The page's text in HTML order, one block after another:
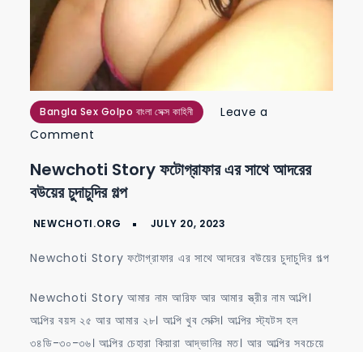
Bangla Sex Golpo বাংলা সেক্স কাহিনী
Leave a
Comment
Story
ফটোগ্রাফার
এর
আদরের
বউয়ের
চুদাচুদির
গল্প
Newchoti Story ফটোগ্রাফার এর সাথে আদরের
বউয়ের চুদাচুদির গল্প
Newchoti Story ফটোগ্রাফার এর সাথে আদরের বউয়ের চুদাচুদির গল্প
Newchoti Story আমার নাম আরিফ আর আমার স্ত্রীর নাম আল্পি।
আল্পির বয়স ২৫ আর আমার ২৮। আল্পি খুব সেক্সি। আল্পির স্ট্যটস হল
৩৪ডি-৩০-৩৬। আল্পির চেহারা কিয়ারা আদ্ভানির মত। আর আল্পির সবচেয়ে